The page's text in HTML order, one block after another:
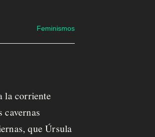
Feminismos
la corriente
cavernas
que Úrsula